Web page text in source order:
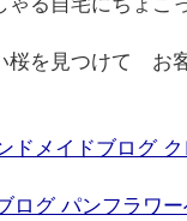
桜を見つけて お